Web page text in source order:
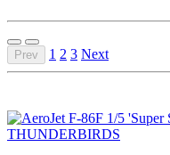
Prev 1 2 3 Next